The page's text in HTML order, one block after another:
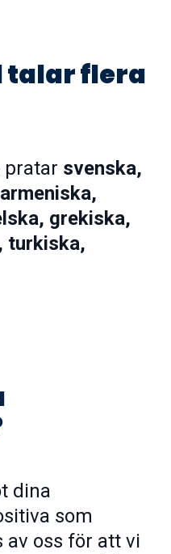
talar flera
pratar svenska,
grekiska,
turkiska,
dina
som
av oss för att vi